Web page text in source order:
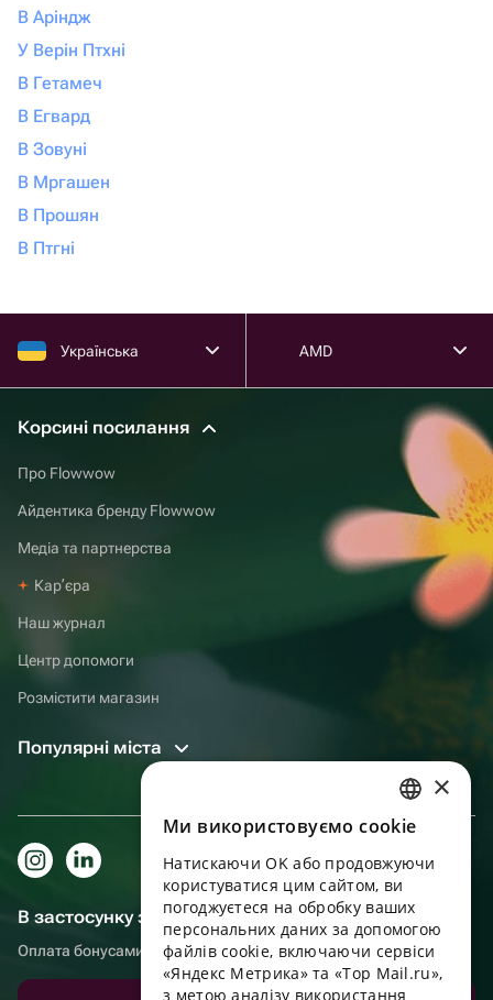
В Аріндж
У Верін Птхні
В Гетамеч
В Егвард
В Зовуні
В Мргашен
В Прошян
В Птгні
Українська AMD
Корсині посилання
Про Flowwow
Айдентика бренду Flowwow
Медіа та партнерства
Карʼєра
Наш журнал
Центр допомоги
Розмістити магазин
Популярні міста
В застосунку зручніше!
Оплата бонусами, самовивіз, зручний чат підтримки
RUSSIAN
ENGLISH
UKRAINIAN
PORTUGUESE
SPANISH
×
Ми використовуємо cookie
Натискаючи OK або продовжуючи
користуватися цим сайтом, ви
погоджуєтеся на обробку ваших
персональних даних за допомогою
файлів cookie, включаючи сервіси
«Яндекс Метрика» та «Top Mail.ru»,
з метою аналізу використання